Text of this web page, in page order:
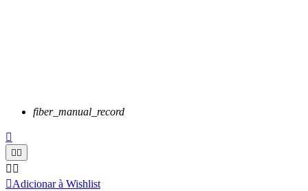
fiber_manual_record

 
 
Adicionar à Wishlist